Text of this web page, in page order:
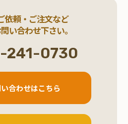
依頼・ご注文など
い合わせ下さい。
241-0730
合わせはこちら